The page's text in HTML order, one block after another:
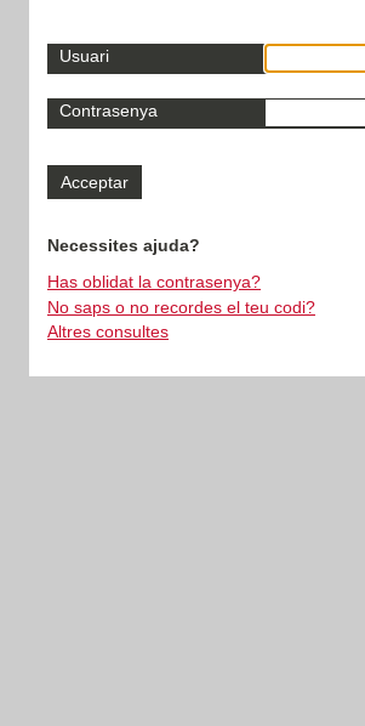
Usuari
Contrasenya
Necessites ajuda?
Has oblidat la contrasenya?
No saps o no recordes el teu codi?
Altres consultes